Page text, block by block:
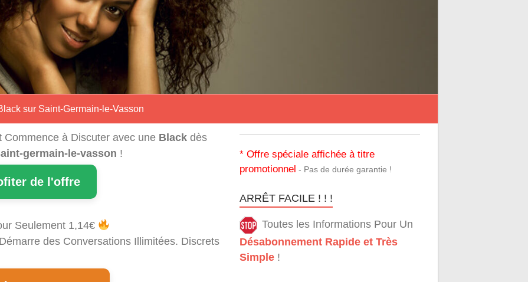
sur Saint-Germain-le-Vasson
à Discuter avec une Blackdès
germain-le-vasson !
de l'offre
Seulement 1,14€
des Conversations Illimitées. Discrets
* Offre spéciale affichée à titre
promotionnel - Pas de durée garantie !
ARRÊT FACILE ! ! !
Toutes les Informations Pour Un
Désabonnement Rapide et Très
Simple !